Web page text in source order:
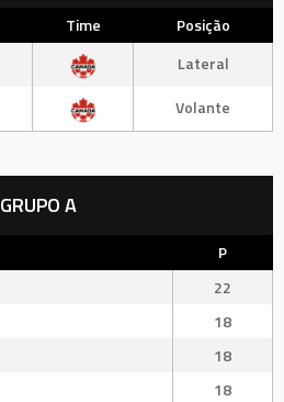
Time
Posição
Lateral
Volante
GRUPO A
P
22
18
18
18